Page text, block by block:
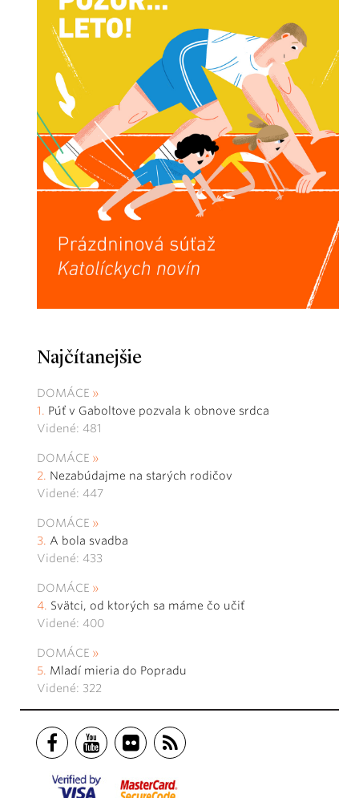
Najčítanejšie
DOMÁCE
Púť v Gaboltove pozvala k obnove srdca
Videné: 481
DOMÁCE
Nezabúdajme na starých rodičov
Videné: 447
DOMÁCE
A bola svadba
Videné: 433
DOMÁCE
Svätci, od ktorých sa máme čo učiť
Videné: 400
DOMÁCE
Mladí mieria do Popradu
Videné: 322